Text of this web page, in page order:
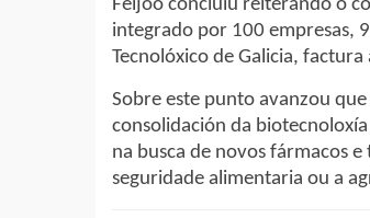
Feijóo concluíu reiterando o
integrado por 100 empresas,
Tecnolóxico de Galicia,
Sobre este punto avanzou
consolidación da
na busca de novos fármacos
seguridade alimentaria ou a